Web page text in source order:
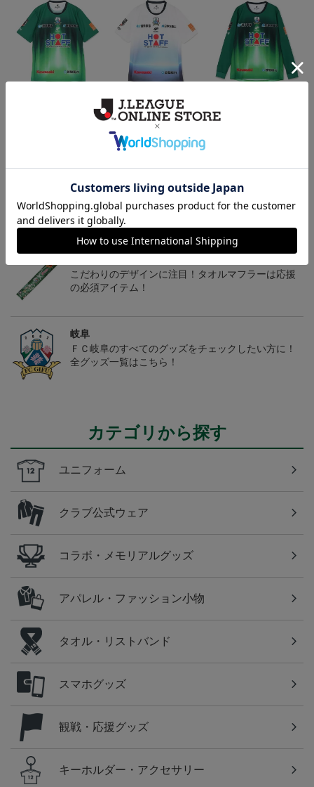
クユニフォーム半袖 FP1s
2026/27 オーセンティッ
クユニフォーム半袖 FP2
nd~岐阜かかみがはら航
空宇宙博物館コラボユニ
フォーム~
13,900円～18,300円
クユニフォーム フィール
18,800円～23,200円
岐阜
チームマスコットグッズは、サポーターやファン必
見！今すぐチェックしてみてください！
こだわりのデザインに注目！タオルマフラーは応援
の必須アイテム！
岐阜
ＦＣ岐阜のすべてのグッズをチェックしたい方に！
全グッズ一覧はこちら！
カテゴリから探す
ユニフォーム
クラブ公式ウェア
コラボ・メモリアルグッズ
アパレル・ファッション小物
タオル・リストバンド
スマホグッズ
観戦・応援グッズ
キーホルダー・アクセサリー